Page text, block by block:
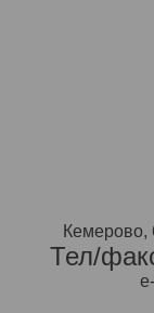
Кемерово,
Тел/